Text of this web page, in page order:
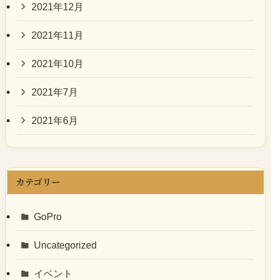
2021年12月
2021年11月
2021年10月
2021年7月
2021年6月
カテゴリー
GoPro
Uncategorized
イベント